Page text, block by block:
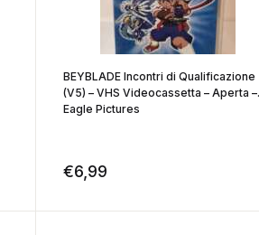
BEYBLADE Incontri di Qualificazione
(V5) – VHS Videocassetta – Aperta –
Eagle Pictures
€6,99